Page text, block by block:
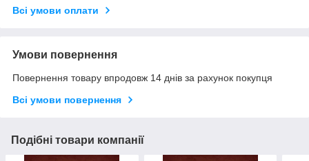
Всі умови оплати
Умови повернення
Повернення товару впродовж 14 днів за рахунок покупця
Всі умови повернення
Подібні товари компанії